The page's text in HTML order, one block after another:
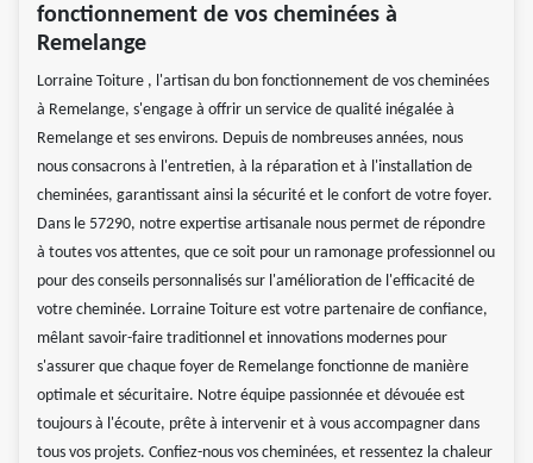
fonctionnement de vos cheminées à
Remelange
Lorraine Toiture , l'artisan du bon fonctionnement de vos cheminées
à Remelange, s'engage à offrir un service de qualité inégalée à
Remelange et ses environs. Depuis de nombreuses années, nous
nous consacrons à l'entretien, à la réparation et à l'installation de
cheminées, garantissant ainsi la sécurité et le confort de votre foyer.
Dans le 57290, notre expertise artisanale nous permet de répondre
à toutes vos attentes, que ce soit pour un ramonage professionnel ou
pour des conseils personnalisés sur l'amélioration de l'efficacité de
votre cheminée. Lorraine Toiture est votre partenaire de confiance,
mêlant savoir-faire traditionnel et innovations modernes pour
s'assurer que chaque foyer de Remelange fonctionne de manière
optimale et sécuritaire. Notre équipe passionnée et dévouée est
toujours à l'écoute, prête à intervenir et à vous accompagner dans
tous vos projets. Confiez-nous vos cheminées, et ressentez la chaleur